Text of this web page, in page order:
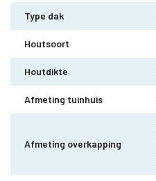
Type dak
Houtsoort
Houtdikte
Afmeting tuinhuis
Afmeting overkapping